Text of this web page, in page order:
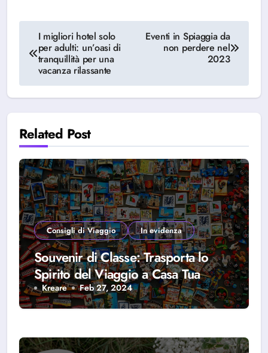
Navigazione
articoli
I migliori hotel solo
per adulti: un’oasi di
tranquillità per una
vacanza rilassante
Eventi in Spiaggia da
non perdere nel
2023
Related Post
Consigli di Viaggio In evidenza
Souvenir di Classe: Trasporta lo
Spirito del Viaggio a Casa Tua
Kreare Feb 27, 2024